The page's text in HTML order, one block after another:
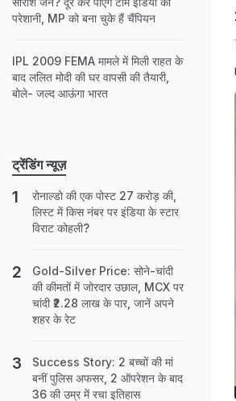
परेशानी, MP को बना चुके हैं चैंपियन
IPL 2009 FEMA मामले में मिली राहत के
बाद ललित मोदी की घर वापसी की तैयारी,
बोले- जल्द आऊंगा भारत
ट्रेंडिंग न्यूज़
रोनाल्डो की एक पोस्ट 27 करोड़ की,
लिस्ट में किस नंबर पर इंडिया के स्टार
विराट कोहली?
Gold-Silver Price: सोने-चांदी
की कीमतों में जोरदार उछाल, MCX पर
चांदी ₹2.28 लाख के पार, जानें अपने
शहर के रेट
Success Story: 2 बच्चों की मां
बनीं पुल‍िस अफसर, 2 ऑपरेशन के बाद
36 की उम्र में रचा इतिहास